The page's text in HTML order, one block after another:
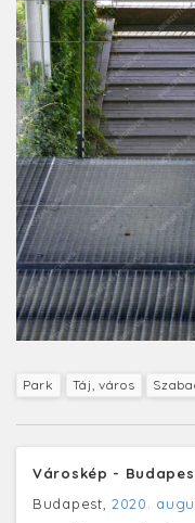
Park Táj, város
Városkép -
Budapest, 2020.